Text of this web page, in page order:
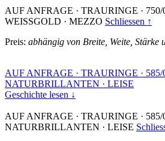
AUF ANFRAGE · TRAURINGE ·
WEISSGOLD · MEZZO Schliessen ↑
Preis: abhängig von Breite, Weite, Stärke
AUF ANFRAGE · TRAURINGE ·
NATURBRILLANTEN · LEISE
Geschichte lesen ↓
AUF ANFRAGE · TRAURINGE ·
NATURBRILLANTEN · LEISE